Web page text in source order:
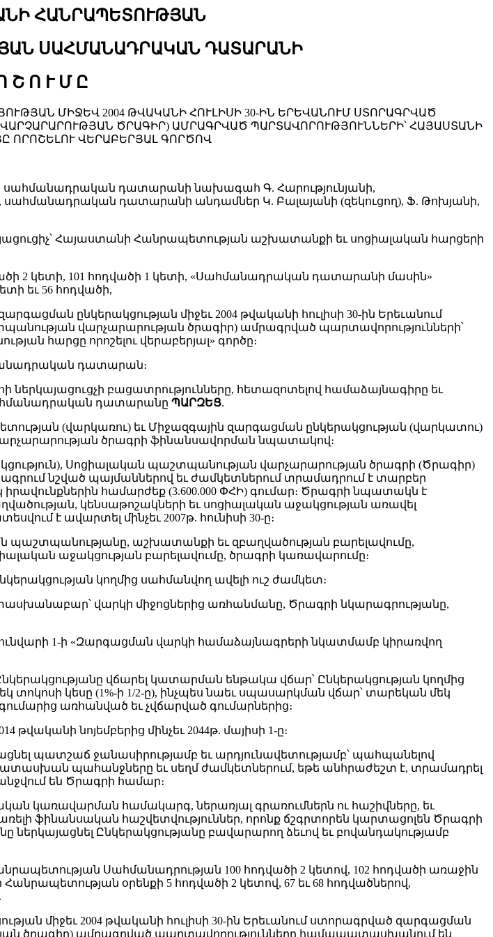
ՀԱՆՐԱՊԵՏՈՒԹՅԱՆ
ՍԱՀՄԱՆԱԴՐԱԿԱՆ ԴԱՏԱՐԱՆԻ
Շ Ո Ւ Մ Ը
ՄԻՋԵՎ 2004 ԹՎԱԿԱՆԻ ՀՈՒԼԻՍԻ 30-ԻՆ ԵՐԵՎԱՆՈՒՄ ՍՏՈՐԱԳՐՎԱԾ
ԾՐԱԳԻՐ) ԱՄՐԱԳՐՎԱԾ ՊԱՐՏԱՎՈՐՈՒԹՅՈՒՆՆԵՐԻ՝ ՀԱՅԱՍՏԱՆԻ
ՈՐՈՇԵԼՈՒ ՎԵՐԱԲԵՐՅԱԼ ԳՈՐԾՈՎ
դատարանի նախագահ Գ. Հարությունյանի,
դատարանի անդամներ Կ. Բալայանի (զեկուցող), Ֆ. Թոխյանի,
Հայաստանի Հանրապետության աշխատանքի եւ սոցիալական հարցերի
2 կետի, 101 հոդվածի 1 կետի, «Սահմանադրական դատարանի մասին»
եւ 56 հոդվածի,
ընկերակցության միջեւ 2004 թվականի հուլիսի 30-ին Երեւանում
վարչարարության ծրագիր) ամրագրված պարտավորությունների՝
հարցը որոշելու վերաբերյալ» գործը։
դատարան։
ներկայացուցչի բացատրությունները, հետազոտելով համաձայնագիրը եւ
դատարանը ՊԱՐԶԵՑ.
(վարկառու) եւ Միջազգային զարգացման ընկերակցության (վարկատու)
վարչարարության ծրագրի ֆինանսավորման նպատակով։
Սոցիալական պաշտպանության վարչարարության ծրագրի (Ծրագիր)
նշված պայմաններով եւ ժամկետներում տրամադրում է տարբեր
համարժեք (3.600.000 ՓՀԻ) գումար։ Ծրագրի նպատակն է
կենսաթոշակների եւ սոցիալական աջակցության առավել
է ավարտել մինչեւ 2007թ. հունիսի 30-ը։
պաշտպանությանը, աշխատանքի եւ զբաղվածության բարելավումը,
աջակցության բարելավումը, ծրագրի կառավարումը։
կողմից սահմանվող ավելի ուշ ժամկետ։
վարկի միջոցներից առհանմանը, Ծրագրի նկարագրությանը,
1-ի «Զարգացման վարկի համաձայնագրերի նկատմամբ կիրառվող
վճարել կատարման ենթակա վճար՝ Ընկերակցության կողմից
կեսը (1%-ի 1/2-ը), ինչպես նաեւ սպասարկման վճար՝ տարեկան մեկ
առհանված եւ չվճարված գումարներից։
նոյեմբերից մինչեւ 2044թ. մայիսի 1-ը։
պատշաճ ջանասիրությամբ եւ արդյունավետությամբ՝ պահպանելով
պահանջները եւ սեղմ ժամկետներում, եթե անհրաժեշտ է, տրամադրել
են Ծրագրի համար։
կառավարման համակարգ, ներառյալ գրառումներն ու հաշիվները, եւ
ֆինանսական հաշվետվություններ, որոնք ճշգրտորեն կարտացոլեն Ծրագրի
ներկայացնել Ընկերակցությանը բավարարող ձեւով եւ բովանդակությամբ
Սահմանադրության 100 հոդվածի 2 կետով, 102 հոդվածի առաջին
օրենքի 5 հոդվածի 2 կետով, 67 եւ 68 հոդվածներով,
.
միջեւ 2004 թվականի հուլիսի 30-ին Երեւանում ստորագրված զարգացման
ծրագիր) ամրագրված պարտավորությունները համապատասխանում են